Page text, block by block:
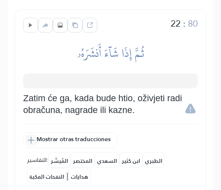
22 : 80
ثُمَّ إِذَا شَآءَ أَنشَرَهُۥ
Zatim će ga, kada bude htio, oživjeti radi
obračuna, nagrade ili kazne.
Mostrar otras traducciones
التفاسير: المُيسَّر المختصر السعدي ابن كثير الطبري
النفحات المكية | هدايات